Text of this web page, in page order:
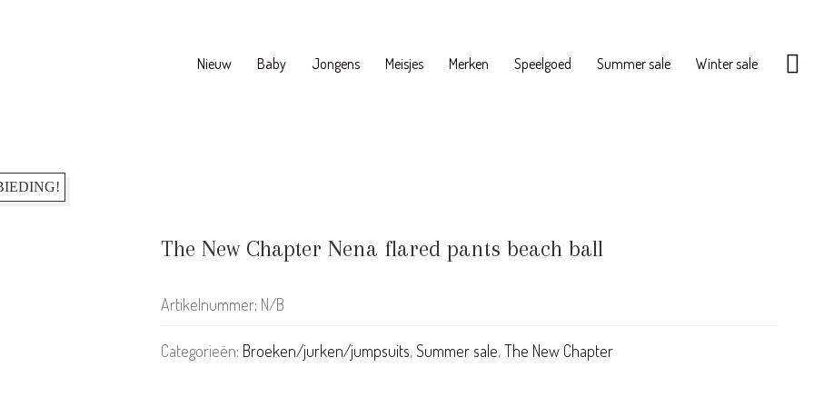
Nieuw Baby Jongens Meisjes Merken Speelgoed Summer sale Winter sale
The New Chapter Nena flared pants beach ball
Artikelnummer: N/B
Categorieën: Broeken/jurken/jumpsuits,Summer sale,The New Chapter